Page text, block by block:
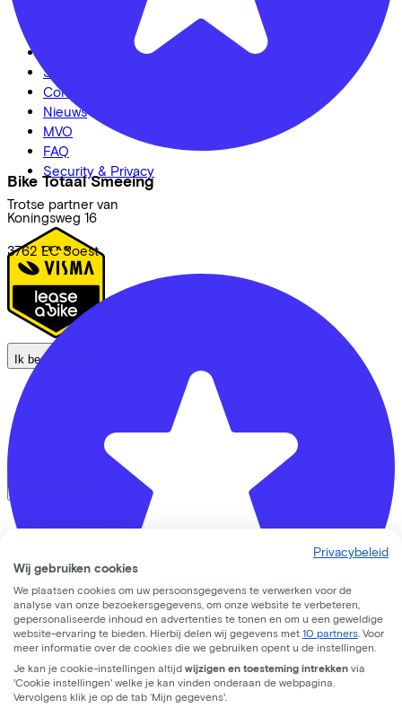
Bike Totaal Smeeing
Koningsweg 16
3762 EC Soest
CC33 Amersfoort
Stages
Contact
Nieuws
MVO
FAQ
Security & Privacy
Trotse partner van
Ik ben een
Werknemer
Fietsenwinkel
Fietsplan 2026
Inloggen
Fietsmerken
Gazelle
Cannondale
Roetz
Privacybeleid
Wij gebruiken cookies
We plaatsen cookies om uw persoonsgegevens te verwerken voor de
analyse van onze bezoekersgegevens, om onze website te verbeteren,
gepersonaliseerde inhoud en advertenties te tonen en om u een geweldige
website-ervaring te bieden. Hierbij delen wij gegevens met 10 partners . Voor
meer informatie over de cookies die we gebruiken opent u de instellingen.
Je kan je cookie-instellingen altijd wijzigen en toesteming intrekken via
'Cookie instellingen' welke je kan vinden onderaan de webpagina.
Vervolgens klik je op de tab ‘Mijn gegevens'.